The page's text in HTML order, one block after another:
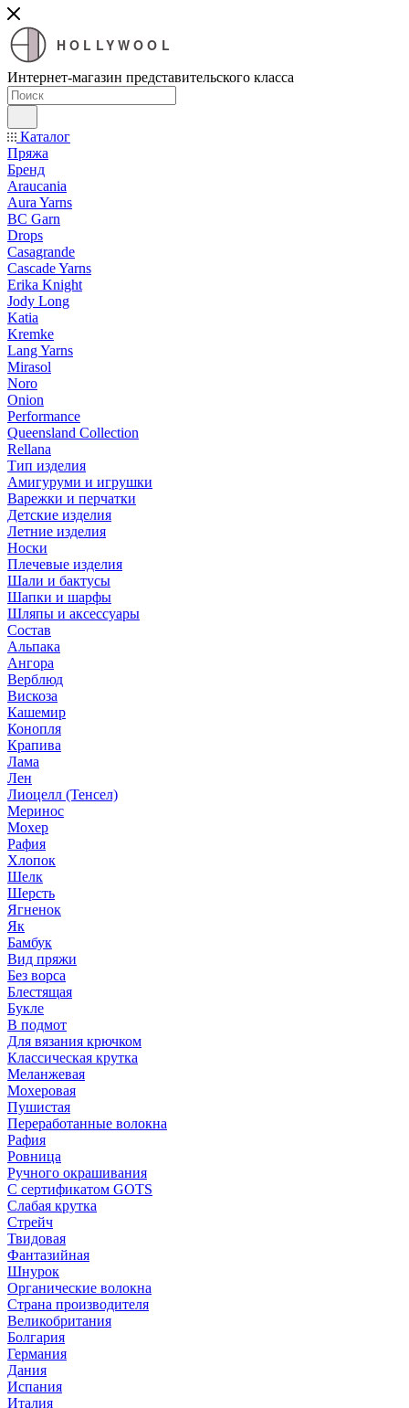
HOLLYWOOL
Интернет-магазин представительского класса
Каталог
Пряжа
Бренд
Araucania
Aura Yarns
BC Garn
Drops
Casagrande
Cascade Yarns
Erika Knight
Jody Long
Katia
Kremke
Lang Yarns
Mirasol
Noro
Onion
Performance
Queensland Collection
Rellana
Тип изделия
Амигуруми и игрушки
Варежки и перчатки
Детские изделия
Летние изделия
Носки
Плечевые изделия
Шали и бактусы
Шапки и шарфы
Шляпы и аксессуары
Состав
Альпака
Ангора
Верблюд
Вискоза
Кашемир
Конопля
Крапива
Лама
Лен
Лиоцелл (Тенсел)
Меринос
Мохер
Рафия
Хлопок
Шелк
Шерсть
Ягненок
Як
Бамбук
Вид пряжи
Без ворса
Блестящая
Букле
В подмот
Для вязания крючком
Классическая крутка
Меланжевая
Мохеровая
Пушистая
Переработанные волокна
Рафия
Ровница
Ручного окрашивания
С сертификатом GOTS
Слабая крутка
Стрейч
Твидовая
Фантазийная
Шнурок
Органические волокна
Страна производителя
Великобритания
Болгария
Германия
Дания
Испания
Италия